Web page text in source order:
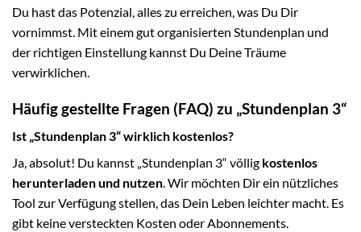
Du hast das Potenzial, alles zu erreichen, was Du Dir
vornimmst. Mit einem gut organisierten Stundenplan und
der richtigen Einstellung kannst Du Deine Träume
verwirklichen.
Häufig gestellte Fragen (FAQ) zu „Stundenplan 3“
Ist „Stundenplan 3“ wirklich kostenlos?
Ja, absolut! Du kannst „Stundenplan 3“ völlig kostenlos
herunterladen und nutzen. Wir möchten Dir ein nützliches
Tool zur Verfügung stellen, das Dein Leben leichter macht. Es
gibt keine versteckten Kosten oder Abonnements.